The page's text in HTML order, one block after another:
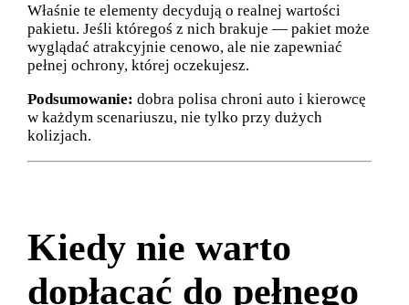
Właśnie te elementy decydują o realnej wartości
pakietu. Jeśli któregoś z nich brakuje — pakiet może
wyglądać atrakcyjnie cenowo, ale nie zapewniać
pełnej ochrony, której oczekujesz.
Podsumowanie: dobra polisa chroni auto i kierowcę
w każdym scenariuszu, nie tylko przy dużych
kolizjach.
Kiedy nie warto
dopłacać do pełnego